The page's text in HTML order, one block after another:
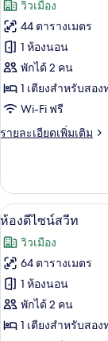
พี
เรีย
ทั้งหมด
ของ
ห้อง
ดี
ลัก
ซ์
วิวเมือง
44 ตารางเมตร
1 ห้องนอน
พักได้ 2 คน
1 เตียงสำหรับสอง
Wi-Fi ฟรี
รายละเอียดเพิ่มเติม
ราย
เกี่ยว
กับ
ห้อง
ลัก
ซ์
เปิด
ภาพถ่าย
ทั้งหมด
ของ
ห้อง
ดี
21
ห้องดีไซน์สวีท
วิวเมือง
64 ตารางเมตร
1 ห้องนอน
พักได้ 2 คน
1 เตียงสำหรับสอ